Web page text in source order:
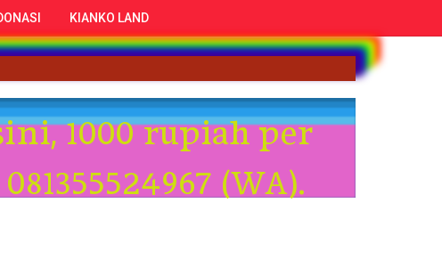
KIANKO LAND
hidup ini.
1000 rupiah per
(WA).